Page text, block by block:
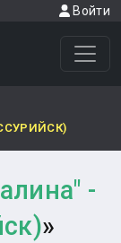
Войти
-
»